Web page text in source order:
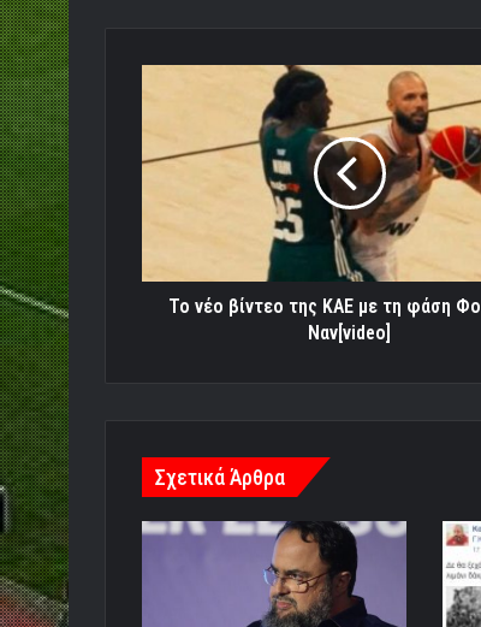
Φουρνιέ-
Ναν[video]
Το νέο βίντεο της ΚΑΕ με τη φάση
Ναν[video]
Σχετικά Άρθρα